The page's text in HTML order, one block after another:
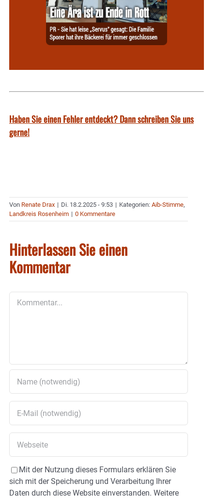
Haben Sie einen Fehler entdeckt? Dann schreiben Sie uns
gerne!
Von Renate Drax | Di. 18.2.2025 - 9:53 | Kategorien: Aib-Stimme,
Landkreis Rosenheim | 0 Kommentare
Hinterlassen Sie einen
Kommentar
Mit der Nutzung dieses Formulars erklären Sie
sich mit der Speicherung und Verarbeitung Ihrer
Daten durch diese Website einverstanden. Weitere